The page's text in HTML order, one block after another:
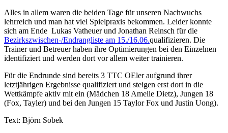
Alles in allem waren die beiden Tage für unseren Nachwuchs
lehrreich und man hat viel Spielpraxis bekommen. Leider konnte
sich am Ende Lukas Vatheuer und Jonathan Reinsch für die
Bezirkszwischen-/Endrangliste am 15./16.06.qualifizieren. Die
Trainer und Betreuer haben ihre Optimierungen bei den Einzelnen
identifiziert und werden dort vor allem weiter trainieren.
Für die Endrunde sind bereits 3 TTC OEler aufgrund ihrer
letztjährigen Ergebnisse qualifiziert und steigen erst dort in die
Wettkämpfe aktiv mit ein (Mädchen 18 Amelie Dietz), Jungen 18
(Fox, Tayler) und bei den Jungen 15 Taylor Fox und Justin Uong).
Text: Björn Sobek